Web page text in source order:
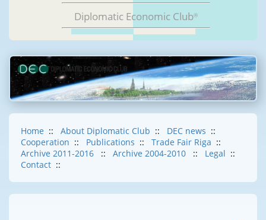
Diplomatic Economic Club®
Home :: About Diplomatic Club :: DEC news ::
Cooperation :: Publications :: Trade Fair Riga ::
Archive 2011-2016
:: Archive 2004-2010 :: Legal ::
Contact ::